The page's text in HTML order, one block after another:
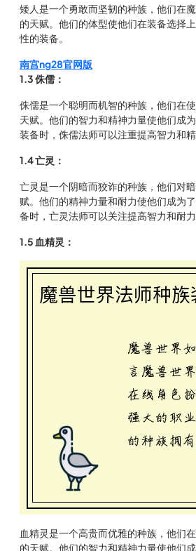
矮人是一个勇敢而坚韧的种族，他们在
的天赋。他们的体型使他们在装备选择
性的装备。
南宫ng28官网版
1.3 侏儒：
侏儒是一个聪明而机智的种族，他们在
天赋。他们的智力和精神力量使他们成
装备时，侏儒法师可以注重提高智力和精
1.4 亡灵：
亡灵是一个阴暗而狡诈的种族，他们对
赋。他们的精神力量和耐力使他们成为
备时，亡灵法师可以关注提高智力和耐力
1.5 血精灵：
血精灵是一个高贵而优雅的种族，他们
的天赋。他们的智力和精神力量使他们